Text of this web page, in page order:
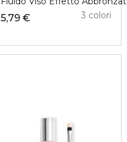
5,79 € 3 colori